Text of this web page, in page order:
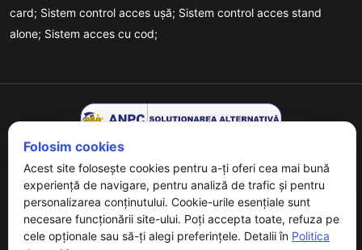
card; Sistem control acces ușă; Sistem control acces stand
alone; Sistem acces cu cod;
Copyrights © 2026 URMET - Powered ByDigital Agency . All
Rights Reserved.
Folosim cookies
Acest site folosește cookies pentru a-ți oferi cea mai bună
experiență de navigare, pentru analiză de trafic și pentru
personalizarea conținutului. Cookie-urile esențiale sunt
necesare funcționării site-ului. Poți accepta toate, refuza pe
cele opționale sau să-ți alegi preferințele. Detalii în Politica